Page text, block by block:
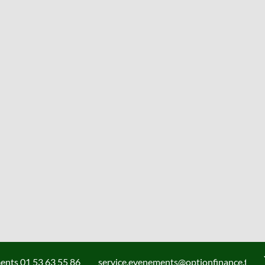
01 53 63 55 86 service.evenements@optionfinance.fr